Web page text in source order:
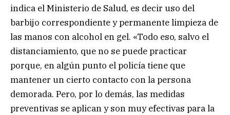
indica el Ministerio de Salud, es decir uso del
barbijo correspondiente y permanente limpieza de
las manos con alcohol en gel. «Todo eso, salvo el
distanciamiento, que no se puede practicar
porque, en algún punto el policía tiene que
mantener un cierto contacto con la persona
demorada. Pero, por lo demás, las medidas
preventivas se aplican y son muy efectivas para la